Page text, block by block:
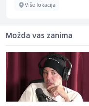
Više lokacija
Možda vas zanima